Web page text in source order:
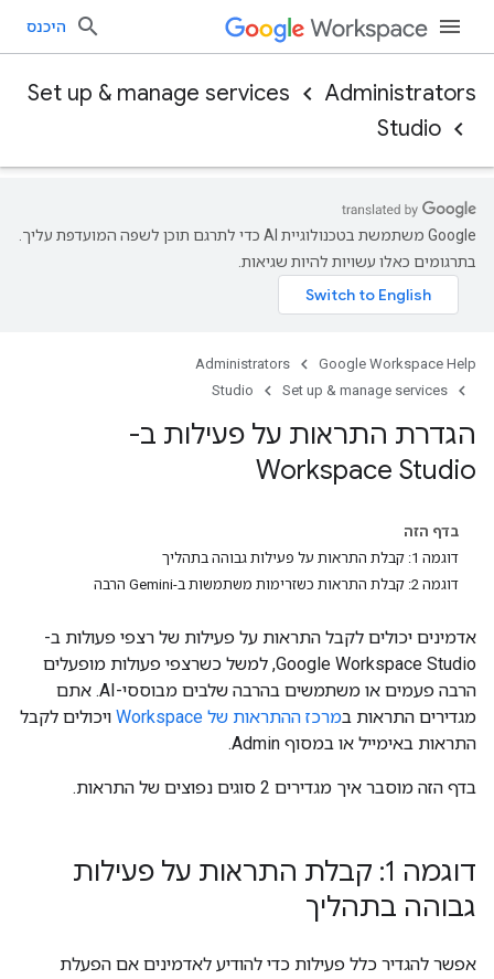
היכנס
Administrators
Set up & manage services
Studio
‫Google משתמשת בטכנולוגיית AI כדי לתרגם תוכן לשפה המועדפת עליך.
בתרגומים כאלו עשויות להיות שגיאות.
Google Workspace Help
Administrators
Set up & manage services
Studio
הגדרת התראות על פעילות ב-
Workspace Studio
בדף הזה
דוגמה 1: קבלת התראות על פעילות גבוהה בתהליך
דוגמה 2: קבלת התראות כשזרימות משתמשות ב-Gemini הרבה
אדמינים יכולים לקבל התראות על פעילות של רצפי פעולות ב-
Google Workspace Studio, למשל כשרצפי פעולות מופעלים
הרבה פעמים או משתמשים בהרבה שלבים מבוססי-AI. אתם
מגדירים התראות במרכז ההתראות של Workspace
ויכולים לקבל
התראות באימייל או במסוף Admin.
בדף הזה מוסבר איך מגדירים 2 סוגים נפוצים של התראות.
דוגמה 1: קבלת התראות על פעילות
גבוהה בתהליך
אפשר להגדיר כלל פעילות כדי להודיע לאדמינים אם הפעלת